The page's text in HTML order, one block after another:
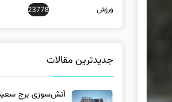
ورزش 23778
جدیدترین مقالات
آتش‌سوزی برج